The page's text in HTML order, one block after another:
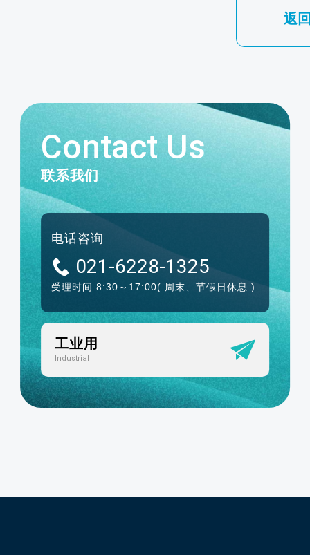
返
Contact Us
联系我们
电话咨询
021-6228-1325
受理时间 8:30～17:00( 周末、节假日休息 )
工业用
Industrial